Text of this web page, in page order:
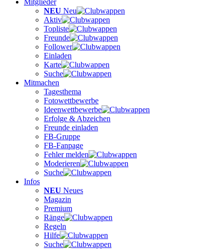
Mitglieder
NEU Neu
Aktiv
Topliste
Freunde
Follower
Einladen
Karte
Suche
Mitmachen
Tagesthema
Fotowettbewerbe
Ideenwettbewerbe
Erfolge & Abzeichen
Freunde einladen
FB-Gruppe
FB-Fanpage
Fehler melden
Moderieren
Suche
Infos
NEU Neues
Magazin
Premium
Ränge
Regeln
Hilfe
Suche